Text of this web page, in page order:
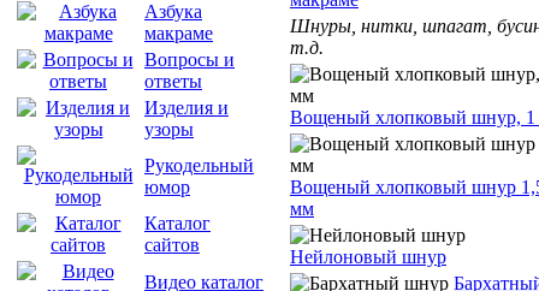
Азбука
макраме
Вопросы и
ответы
Изделия и
узоры
Рукодельный
юмор
Каталог
сайтов
Видео каталог
Шнуры, нитки, шпагат,
т.д.
Вощеный хлопковый шнур,
Вощеный хлопковый шнур
мм
Нейлоновый шнур